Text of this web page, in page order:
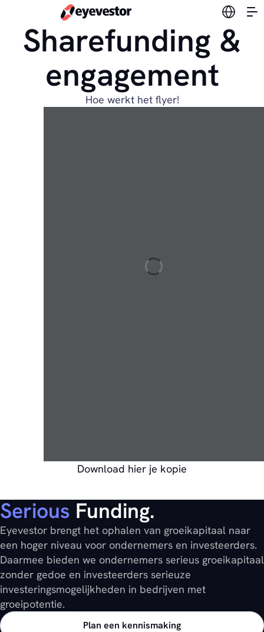
Sharefunding &
engagement
Hoe werkt het flyer!
Download hier je kopie
Serious Funding.
Eyevestor brengt het ophalen van groeikapitaal naar
een hoger niveau voor ondernemers en investeerders.
Daarmee bieden we ondernemers serieus groeikapitaal
zonder gedoe en investeerders serieuze
investeringsmogelijkheden in bedrijven met
groeipotentie.
Plan een kennismaking